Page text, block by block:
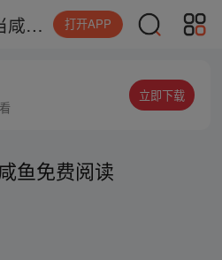
重生后皇后只想当咸鱼免费阅读 打开APP
立即下载
鱼免费阅读